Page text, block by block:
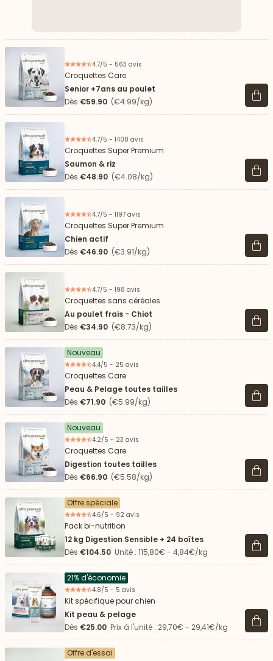
4.7/5 - 563 avis
Croquettes Care
Senior +7ans au poulet
Dès €59.90 (€4.99/kg) Voir
4.7/5 - 1408 avis
Croquettes Super Premium
Saumon & riz
Dès €48.90 (€4.08/kg) Voir
4.7/5 - 1197 avis
Croquettes Super Premium
Chien actif
Dès €46.90 (€3.91/kg) Voir
4.7/5 - 198 avis
Croquettes sans céréales
Au poulet frais - Chiot
Dès €34.90 (€8.73/kg) Voir
Nouveau
4.4/5 - 25 avis
Croquettes Care
Peau & Pelage toutes tailles
Dès €71.90 (€5.99/kg) Voir
Nouveau
4.2/5 - 23 avis
Croquettes Care
Digestion toutes tailles
Dès €66.90 (€5.58/kg) Voir
Offre spéciale
4.6/5 - 92 avis
Pack bi-nutrition
12 kg Digestion Sensible + 24 boîtes
Dès €104.50 Unité : 115,80€ - 4,84€/kg Voir
21% d'économie
4.8/5 - 5 avis
Kit spécifique pour chien
Kit peau & pelage
Dès €25.00 Prix à l'unité : 29,70€ - 29,41€/kg Voir
Offre d'essai